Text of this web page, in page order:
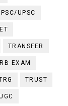
UPSC
TRANSFER
EXAM
TRUST